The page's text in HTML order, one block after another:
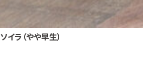
ソイラ（やや早生）